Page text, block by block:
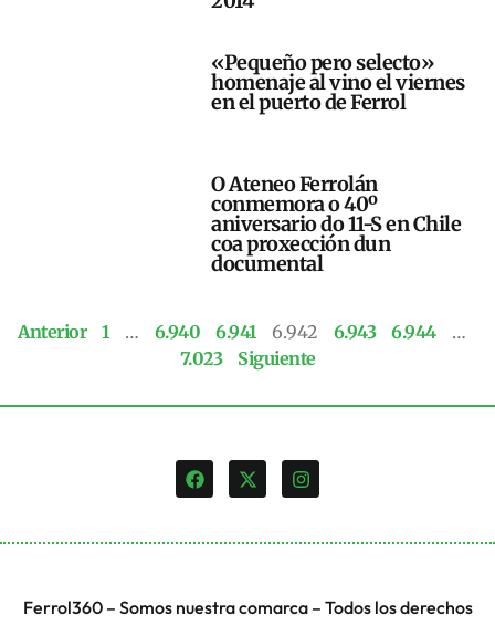
«Pequeño pero selecto»
homenaje al vino el viernes
en el puerto de Ferrol
O Ateneo Ferrolán
conmemora o 40º
aniversario do 11-S en Chile
coa proxección dun
documental
Anterior 1 … 6.940 6.941 6.942 6.943 6.944
…
7.023
Siguiente
Ferrol360 – Somos nuestra comarca – Todos los derechos